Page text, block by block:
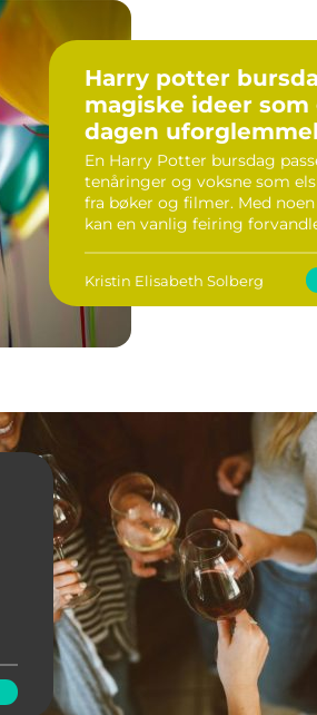
Harry potter
magiske ideer som
dagen
En Harry Potter bursdag
tenåringer og voksne som
fra bøker og filmer. Med
kan en vanlig feiring
helhet: tydelig tema,
detaljer ...
Kristin Elisabeth Solberg